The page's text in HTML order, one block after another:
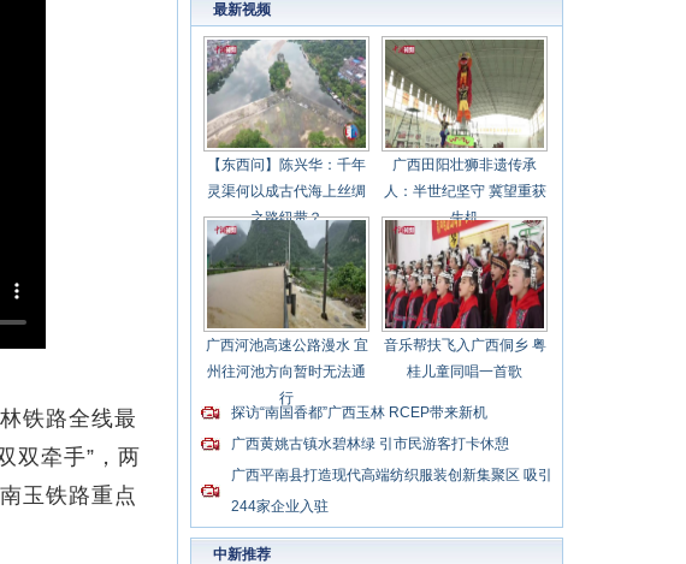
铁路全线最
双牵手”，两
玉铁路重点
最新视频
【东西问】陈兴华：千年
灵渠何以成古代海上丝绸
之路纽带？
广西田阳壮狮非遗传承
人：半世纪坚守 冀望重获
生机
广西河池高速公路漫水 宜
州往河池方向暂时无法通
行
音乐帮扶飞入广西侗乡 粤
桂儿童同唱一首歌
探访“南国香都”广西玉林 RCEP带来新机
广西黄姚古镇水碧林绿 引市民游客打卡休憩
广西平南县打造现代高端纺织服装创新集聚区 吸引
244家企业入驻
中新推荐